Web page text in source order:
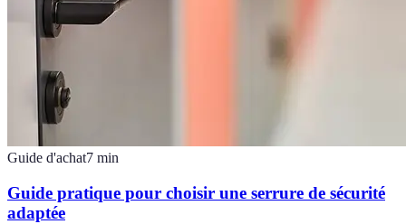
Guide d'achat7 min
Guide pratique pour choisir une serrure de sécurité
adaptée